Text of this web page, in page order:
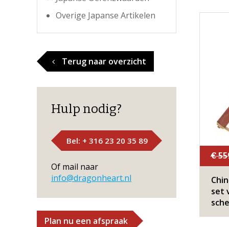
Overige Japanse Artikelen
Terug naar overzicht
Hulp nodig?
Bel: + 316 23 20 35 89
Of mail naar
info@dragonheart.nl
Plan nu een afspraak
€
set